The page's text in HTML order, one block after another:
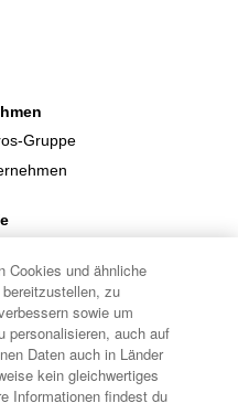
Gruppe
Cookies und ähnliche
zu
sowie um
personalisieren, auch auf
Daten auch in Länder
kein gleichwertiges
Informationen findest du